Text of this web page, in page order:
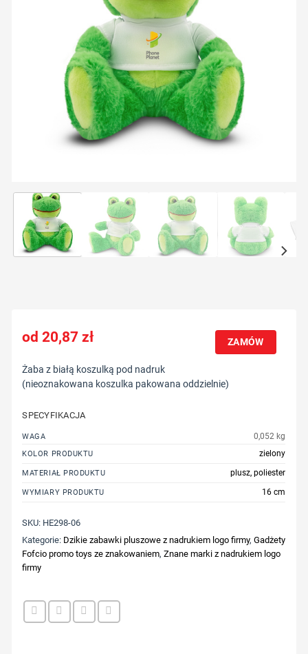
20,87zł ZAMÓW
Żaba z białą koszulką pod nadruk
(nieoznakowana koszulka pakowana oddzielnie)
SPECYFIKACJA
WAGA 0,052 kg
KOLOR PRODUKTU zielony
MATERIAŁ PRODUKTU plusz, poliester
WYMIARY PRODUKTU 16 cm
SKU: HE298-06
Kategorie: Dzikie zabawki pluszowe z nadrukiem logo firmy,Gadżety
Fofcio promo toys ze znakowaniem,Znane marki z nadrukiem logo
firmy